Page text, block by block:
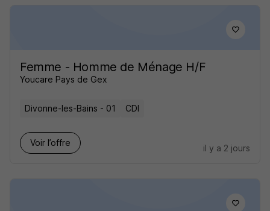
Femme - Homme de Ménage H/F
Youcare Pays de Gex
Divonne-les-Bains - 01 CDI
Voir l’offre
il y a 2 jours